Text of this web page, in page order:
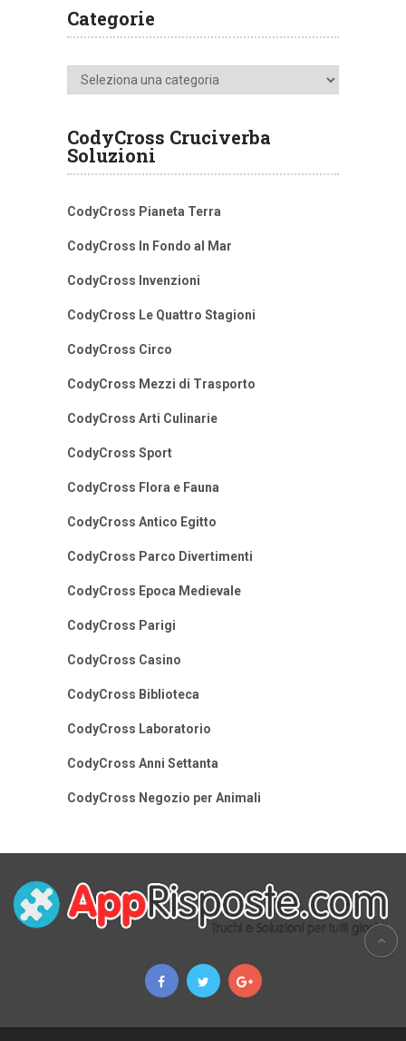
Categorie
Categorie
CodyCross Cruciverba
Soluzioni
CodyCross Pianeta Terra
CodyCross In Fondo al Mar
CodyCross Invenzioni
CodyCross Le Quattro Stagioni
CodyCross Circo
CodyCross Mezzi di Trasporto
CodyCross Arti Culinarie
CodyCross Sport
CodyCross Flora e Fauna
CodyCross Antico Egitto
CodyCross Parco Divertimenti
CodyCross Epoca Medievale
CodyCross Parigi
CodyCross Casino
CodyCross Biblioteca
CodyCross Laboratorio
CodyCross Anni Settanta
CodyCross Negozio per Animali